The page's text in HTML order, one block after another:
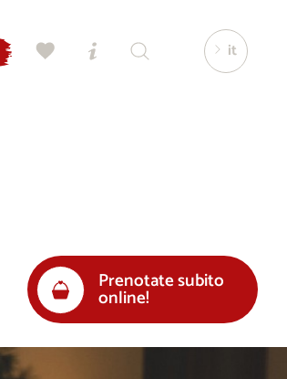
it
Prenotate subito
online!